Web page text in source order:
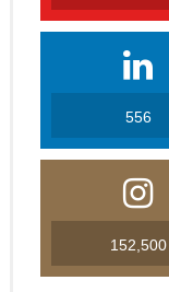
556
152,500